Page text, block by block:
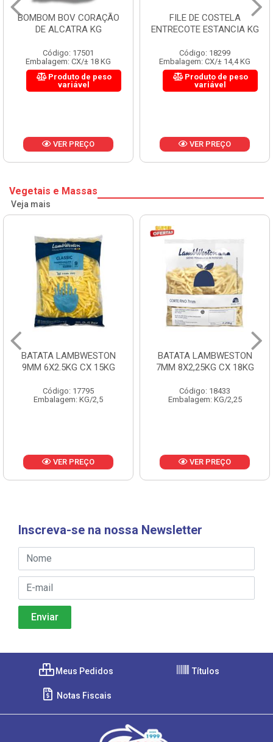
BOMBOM BOV CORAÇÃO
DE ALCATRA KG
Código: 17501
Embalagem: CX/± 18 KG
Produto de peso
variável
VER PREÇO
FILE DE COSTELA
ENTRECOTE ESTANCIA KG
Código: 18299
Embalagem: CX/± 14,4 KG
Produto de peso
variável
VER PREÇO
Vegetais e Massas
Veja mais
BATATA LAMBWESTON
9MM 6X2.5KG CX 15KG
Código: 17795
Embalagem: KG/2,5
VER PREÇO
BATATA LAMBWESTON
7MM 8X2,25KG CX 18KG
Código: 18433
Embalagem: KG/2,25
VER PREÇO
Inscreva-se na nossa Newsletter
Meus Pedidos Títulos
Notas Fiscais